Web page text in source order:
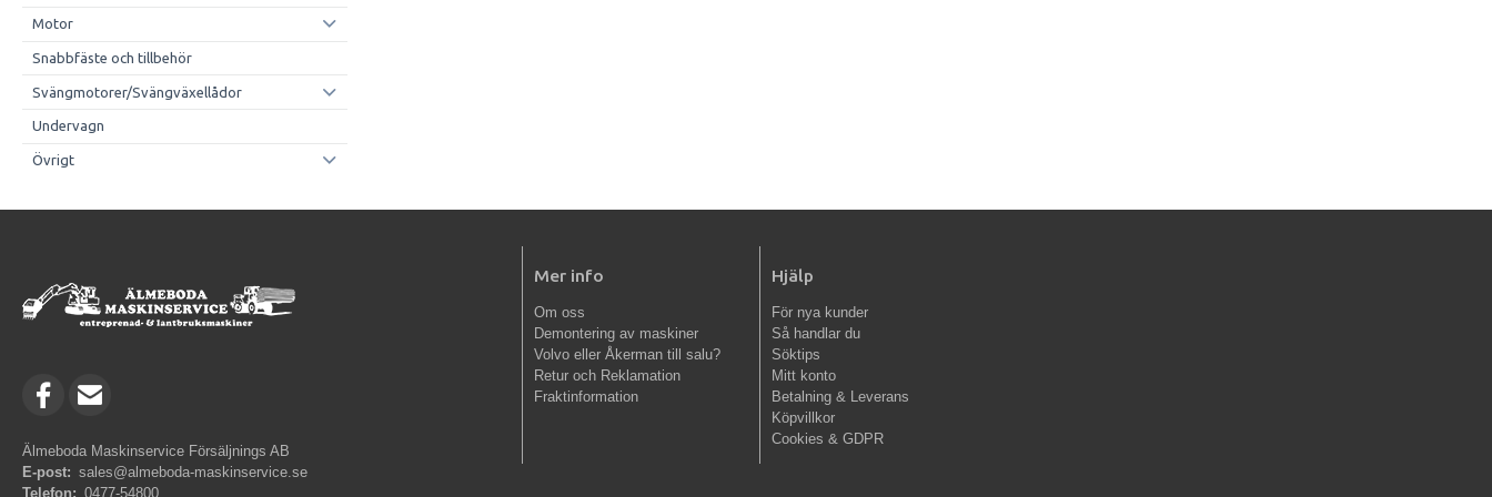
Motor
Snabbfäste och tillbehör
Svängmotorer/Svängväxellådor
Undervagn
Övrigt
Älmeboda Maskinservice Försäljnings AB
E-post: sales@almeboda-maskinservice.se
Telefon: 0477-54800
Mer info
Om oss
Demontering av maskiner
Volvo eller Åkerman till salu?
Retur och Reklamation
Fraktinformation
Hjälp
För nya kunder
Så handlar du
Söktips
Mitt konto
Betalning & Leverans
Köpvillkor
Cookies & GDPR